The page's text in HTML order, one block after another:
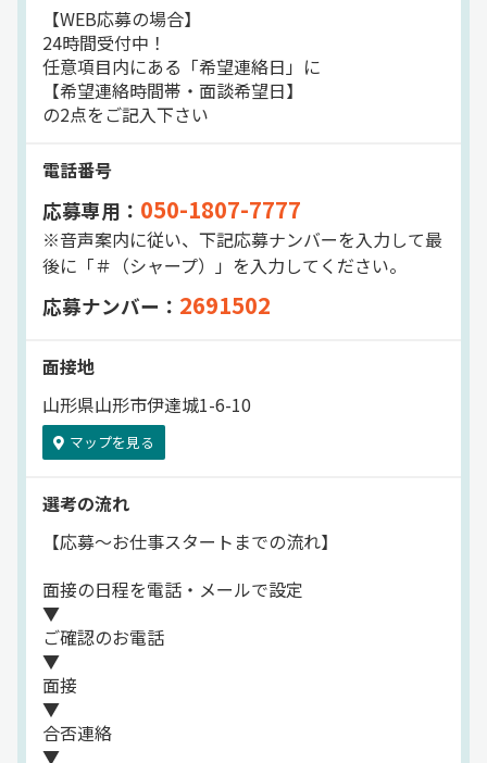
【WEB応募の場合】
24時間受付中！
任意項目内にある「希望連絡日」に
【希望連絡時間帯・面談希望日】
の2点をご記入下さい
電話番号
応募専用： 050-1807-7777
※音声案内に従い、下記応募ナンバーを入力して最
後に「＃（シャープ）」を入力してください。
応募ナンバー： 2691502
面接地
山形県山形市伊達城1-6-10
マップを見る
選考の流れ
【応募～お仕事スタートまでの流れ】
面接の日程を電話・メールで設定
▼
ご確認のお電話
▼
面接
▼
合否連絡
▼